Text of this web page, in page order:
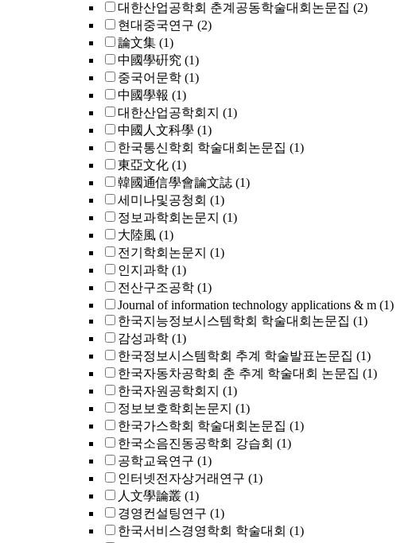
대한산업공학회 춘계공동학술대회논문집 (2)
현대중국연구 (2)
論文集 (1)
中國學硏究 (1)
중국어문학 (1)
中國學報 (1)
대한산업공학회지 (1)
中國人文科學 (1)
한국통신학회 학술대회논문집 (1)
東亞文化 (1)
韓國通信學會論文誌 (1)
세미나및공청회 (1)
정보과학회논문지 (1)
大陸風 (1)
전기학회논문지 (1)
인지과학 (1)
전산구조공학 (1)
Journal of information technology applications & m (1)
한국지능정보시스템학회 학술대회논문집 (1)
감성과학 (1)
한국정보시스템학회 추계 학술발표논문집 (1)
한국자동차공학회 춘 추계 학술대회 논문집 (1)
한국자원공학회지 (1)
정보보호학회논문지 (1)
한국가스학회 학술대회논문집 (1)
한국소음진동공학회 강습회 (1)
공학교육연구 (1)
인터넷전자상거래연구 (1)
人文學論叢 (1)
경영컨설팅연구 (1)
한국서비스경영학회 학술대회 (1)